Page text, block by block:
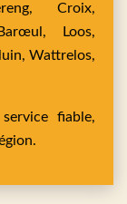
Croix,
Barœul,
Loos,
Wattrelos,
fiable,